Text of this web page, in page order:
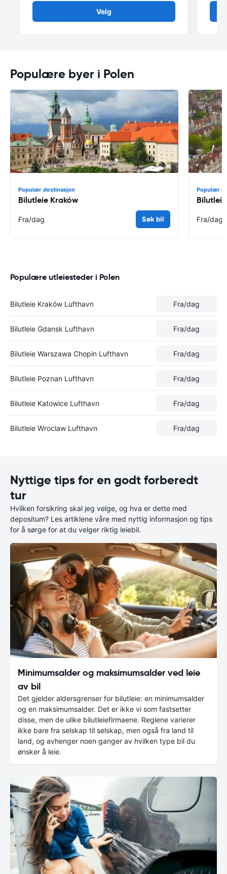
Velg
Populære byer i Polen
Populær destinasjon
Bilutleie Kraków
Fra/dag Søk bil
Populær
Fra/dag
Populære utleiesteder i Polen
Bilutleie Kraków Lufthavn Fra/dag
Bilutleie Gdansk Lufthavn Fra/dag
Bilutleie Warszawa Chopin Lufthavn Fra/dag
Bilutleie Poznan Lufthavn Fra/dag
Bilutleie Katowice Lufthavn Fra/dag
Bilutleie Wroclaw Lufthavn Fra/dag
Nyttige tips for en godt forberedt
tur
Hvilken forsikring skal jeg velge, og hva er dette med
depositum? Les artiklene våre med nyttig informasjon og tips
for å sørge for at du velger riktig leiebil.
Minimumsalder og maksimumsalder ved leie
av bil
Det gjelder aldersgrenser for bilutleie: en minimumsalder
og en maksimumsalder. Det er ikke vi som fastsetter
disse, men de ulike bilutleiefirmaene. Reglene varierer
ikke bare fra selskap til selskap, men også fra land til
land, og avhenger noen ganger av hvilken type bil du
ønsker å leie.